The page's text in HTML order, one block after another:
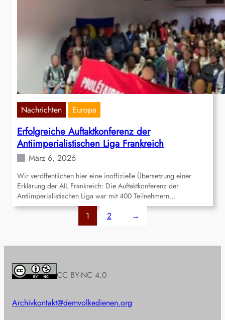
Nachrichten Europa
Erfolgreiche Auftaktkonferenz der
Antiimperialistischen Liga Frankreich
März 6, 2026
Wir veröffentlichen hier eine inoffizielle Übersetzung einer
Erklärung der AIL Frankreich: Die Auftaktkonferenz der
Antiimperialistischen Liga war mit 400 Teilnehmern…
1 2 →
CC BY-NC 4.0
Archivkontakt@demvolkedienen.org